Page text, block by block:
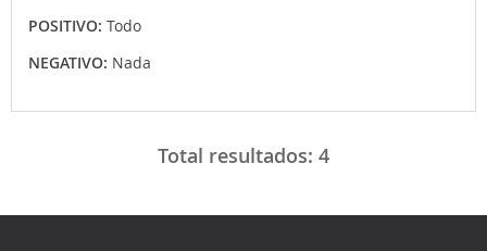
POSITIVO: Todo
NEGATIVO: Nada
Total resultados: 4